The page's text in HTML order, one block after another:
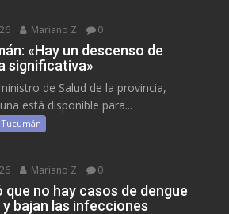
Mariano Z 0
«Hay un descenso de
significativa»
de Salud de la provincia,
está disponible para...
Tucumán
Mariano Z 0
no hay casos de dengue
bajan las infecciones